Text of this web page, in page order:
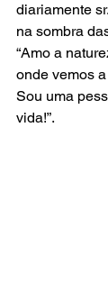
diariamente
na sombra
“Amo a
onde vemos
Sou uma
vida!”.